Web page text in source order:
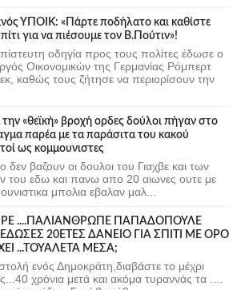
ΥΠΟΙΚ: «Πάρτε ποδήλατο και καθίστε
για να πιέσουμε τον Β.Πούτιν»!
οδηγία προς τους πολίτες έδωσε ο
Οικονομικών της Γερμανίας Ρόμπερτ
καθώς τους ζήτησε να περιορίσουν την
«θεϊκή» βροχή ορδες δούλοι πήγαν στο
παρέα με τα παράσιτα του κακού
ως κομμουνιστες
δεν βαζουν οι δουλοι του Γιαχβε και των
του εδω και πανω απο 20 αιωνες ουτε με
μπολια εβαλαν μαλ...
ΡΕ ....ΠΑΛΙΑΝΘΡΩΠΕ ΠΑΠΑΔΟΠΟΥΛΕ
20ΕΤΕΣ ΔΑΝΕΙΟ ΓΙΑ ΣΠΙΤΙ ΜΕ ΟΡΟ
...ΤΟΥΑΛΕΤΑ ΜΕΣΑ;
ενός Δημοκράτη,διαβάστε το μέχρι
χρόνια μετά και ακόμα τυραννάς τα ....